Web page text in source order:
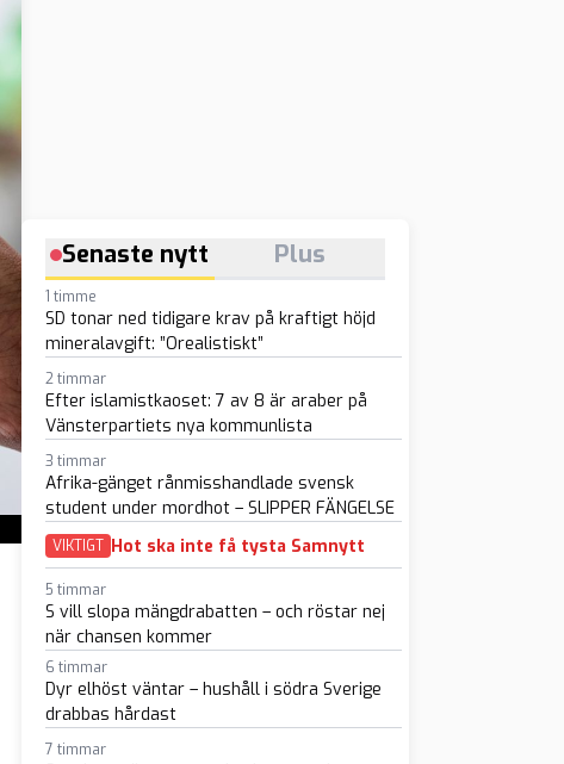
e-post
Senaste nytt Plus
1 timme
SD tonar ned tidigare krav på kraftigt höjd
mineralavgift: ”Orealistiskt”
2 timmar
Efter islamistkaoset: 7 av 8 är araber på
Vänsterpartiets nya kommunlista
3 timmar
Afrika-gänget rånmisshandlade svensk
student under mordhot – SLIPPER FÄNGELSE
VIKTIGT Hot ska inte få tysta Samnytt
5 timmar
S vill slopa mängdrabatten – och röstar nej
när chansen kommer
6 timmar
Dyr elhöst väntar – hushåll i södra Sverige
drabbas hårdast
7 timmar